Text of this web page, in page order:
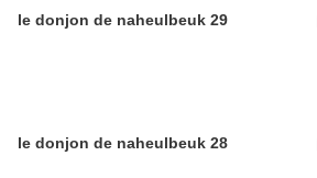
le donjon de naheulbeuk 29
le donjon de naheulbeuk 28